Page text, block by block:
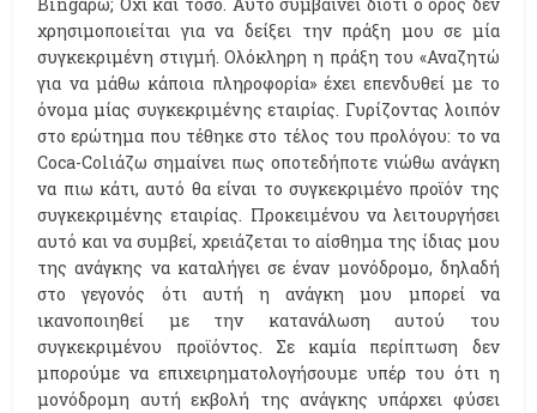
Bingάρω; Όχι και τόσο. Αυτό συμβαίνει διότι ο όρος δεν
χρησιμοποιείται για να δείξει την πράξη μου σε μία
συγκεκριμένη στιγμή. Ολόκληρη η πράξη του «Αναζητώ
για να μάθω κάποια πληροφορία» έχει επενδυθεί με το
όνομα μίας συγκεκριμένης εταιρίας. Γυρίζοντας λοιπόν
στο ερώτημα που τέθηκε στο τέλος του προλόγου: το να
Coca-Colιάζω σημαίνει πως οποτεδήποτε νιώθω ανάγκη
να πιω κάτι, αυτό θα είναι το συγκεκριμένο προϊόν της
συγκεκριμένης εταιρίας. Προκειμένου να λειτουργήσει
αυτό και να συμβεί, χρειάζεται το αίσθημα της ίδιας μου
της ανάγκης να καταλήγει σε έναν μονόδρομο, δηλαδή
στο γεγονός ότι αυτή η ανάγκη μου μπορεί να
ικανοποιηθεί με την κατανάλωση αυτού του
συγκεκριμένου προϊόντος. Σε καμία περίπτωση δεν
μπορούμε να επιχειρηματολογήσουμε υπέρ του ότι η
μονόδρομη αυτή εκβολή της ανάγκης υπάρχει φύσει